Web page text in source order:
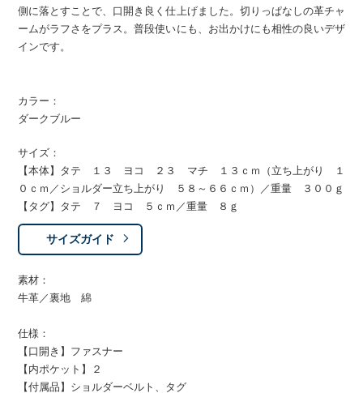
側に落とすことで、口開き良く仕上げました。切りっぱなしの革チャ
ームがラフさをプラス。普段使いにも、お出かけにも相性の良いデザ
インです。
カラー：
ダークブルー
サイズ：
【本体】タテ １３ ヨコ ２３ マチ １３ｃｍ（立ち上がり １
０ｃｍ／ショルダー立ち上がり ５８～６６ｃｍ）／重量 ３００ｇ
【タグ】タテ ７ ヨコ ５ｃｍ／重量 ８ｇ
サイズガイド
素材：
牛革／裏地 綿
仕様：
【口開き】ファスナー
【内ポケット】２
【付属品】ショルダーベルト、タグ